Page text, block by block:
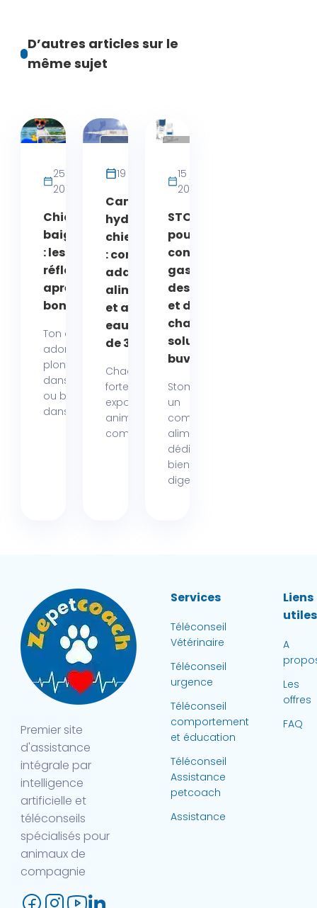
D’autres articles sur le
même sujet
25 juillet
2026
Chien &
baignades
: les bons
réflexes
après un
bon bain !
Ton chien
adore
plonger
dans la mer
ou barboter
dans...
Santé
Chat
19 juillet 2026
Canicule et
hydratation
chien et chat
: comment
adapter
alimentation
et apport en
eau au-delà
de 35°C
Chaque été, les
fortes chaleurs
exposent nos
animaux de
compagnie...
15 juillet
2026
STOMEK®
pour le
confort
gastrique
des chiens
et des
chats en
solution
buvable
Stomek®, est
un
complément
alimentaire
dédié au
bien-être
digestif des...
Premier site
d'assistance
intégrale par
intelligence
artificielle et
téléconseils
spécialisés pour
animaux de
compagnie
Services
Téléconseil
Vétérinaire
Téléconseil
urgence
Téléconseil
comportement
et éducation
Téléconseil
Assistance
petcoach
Assistance
Liens
utiles
A
Les
offres
FAQ